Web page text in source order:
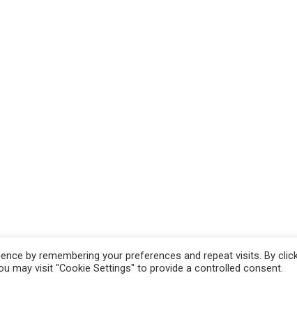
by remembering your preferences and repeat visits. By
may visit "Cookie Settings" to provide a controlled consent.